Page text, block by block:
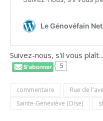
Suivez-nous, s'il vous plaît...
5
commentaire Rue de
Sainte-Geneviève (Oise)